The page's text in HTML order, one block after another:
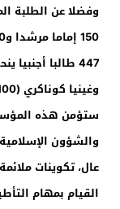
وفضلا عن الطلبة
ستؤمن هذه
والشؤون
عال، تكوينات
القيام بمهام